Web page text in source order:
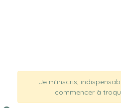
Je m'inscris,
commencer à